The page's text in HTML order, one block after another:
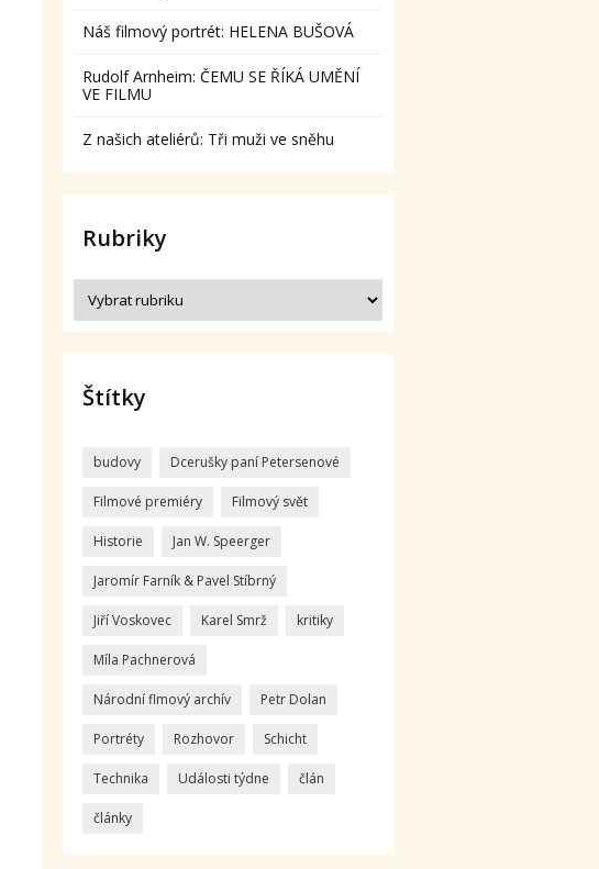
Náš filmový portrét: HELENA BUŠOVÁ
Rudolf Arnheim: ČEMU SE ŘÍKÁ UMĚNÍ
VE FILMU
Z našich ateliérů: Tři muži ve sněhu
Rubriky
Štítky
budovy Dcerušky paní Petersenové
Filmové premiéry Filmový svět
Historie Jan W. Speerger
Jaromír Farník & Pavel Stíbrný
Jiří Voskovec Karel Smrž kritiky
Míla Pachnerová
Národní flmový archív Petr Dolan
Portréty Rozhovor Schicht
Technika Události týdne člán
články